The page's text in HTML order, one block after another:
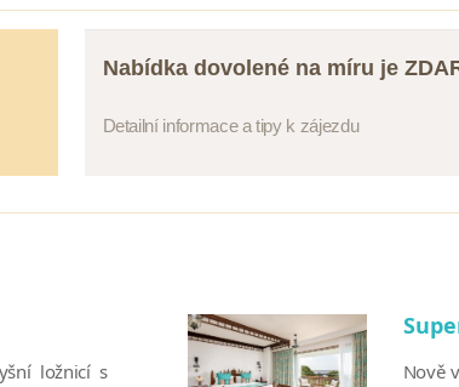
Nabídka dovolené na míru je
Detailní informace a tipy k zájezdu
ložnicí s
Nově